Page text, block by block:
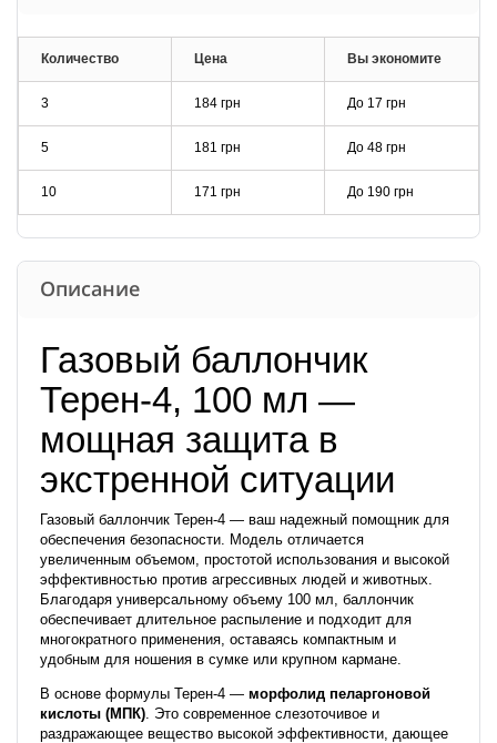
Количество Цена Вы экономите
3 184 грн До 17 грн
5 181 грн До 48 грн
10 171 грн До 190 грн
Описание
Газовый баллончик
Терен-4, 100 мл —
мощная защита в
экстренной ситуации
Газовый баллончик Терен-4 — ваш надежный помощник для
обеспечения безопасности. Модель отличается
увеличенным объемом, простотой использования и высокой
эффективностью против агрессивных людей и животных.
Благодаря универсальному объему 100 мл, баллончик
обеспечивает длительное распыление и подходит для
многократного применения, оставаясь компактным и
удобным для ношения в сумке или крупном кармане.
В основе формулы Терен-4 — морфолид пеларгоновой
кислоты (МПК). Это современное слезоточивое и
раздражающее вещество высокой эффективности, дающее